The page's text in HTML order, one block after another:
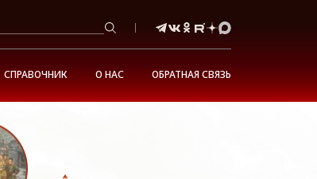
СПРАВОЧНИК О НАС ОБРАТНАЯ СВЯЗЬ